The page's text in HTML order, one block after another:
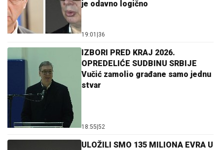
je odavno logično
19:01 36
IZBORI PRED KRAJ 2026.
OPREDELIĆE SUDBINU SRBIJE
Vučić zamolio građane samo jednu
stvar
18:55 52
ULOŽILI SMO 135 MILIONA EVRA U